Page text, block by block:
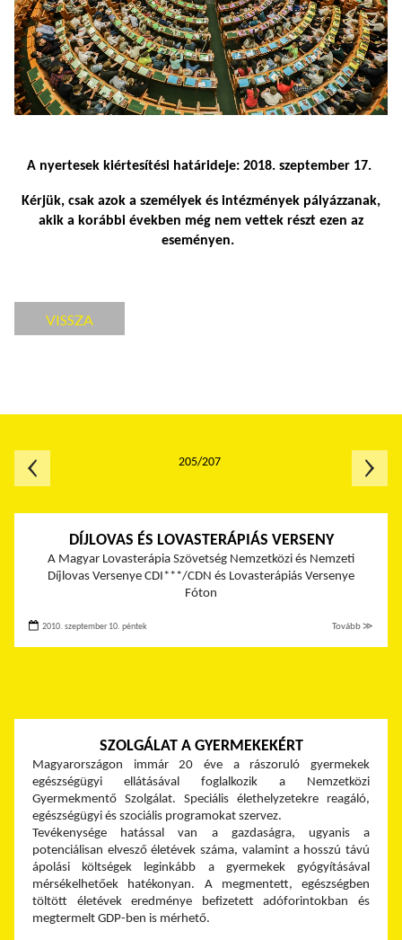
A nyertesek kiértesítési határideje: 2018. szeptember 17.
Kérjük, csak azok a személyek és intézmények pályázzanak,
akik a korábbi években még nem vettek részt ezen az
eseményen.
VISSZA
DÍJLOVAS ÉS LOVASTERÁPIÁS VERSENY
A Magyar Lovasterápia Szövetség Nemzetközi és Nemzeti
Díjlovas Versenye CDI***/CDN és Lovasterápiás Versenye
Fóton
2010. szeptember 10. péntek Tovább ≫
SZOLGÁLAT A GYERMEKEKÉRT
Magyarországon immár 20 éve a rászoruló gyermekek
egészségügyi ellátásával foglalkozik a Nemzetközi
Gyermekmentő Szolgálat. Speciális élethelyzetekre reagáló,
egészségügyi és szociális programokat szervez.
Tevékenysége hatással van a gazdaságra, ugyanis a
potenciálisan elvesző életévek száma, valamint a hosszú távú
ápolási költségek leginkább a gyermekek gyógyításával
mérsékelhetőek hatékonyan. A megmentett, egészségben
töltött életévek eredménye befizetett adóforintokban és
megtermelt GDP-ben is mérhető.
205/207